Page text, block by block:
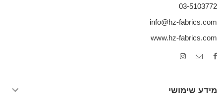
03-5103772
info@hz-fabrics.com
www.hz-fabrics.com
מידע שימושי